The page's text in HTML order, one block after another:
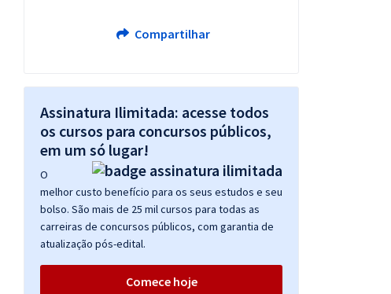
Compartilhar
Assinatura Ilimitada: acesse todos
os cursos para concursos públicos,
em um só lugar!
O
melhor custo benefício para os seus estudos e seu
bolso. São mais de 25 mil cursos para todas as
carreiras de concursos públicos, com garantia de
atualização pós-edital.
Comece hoje